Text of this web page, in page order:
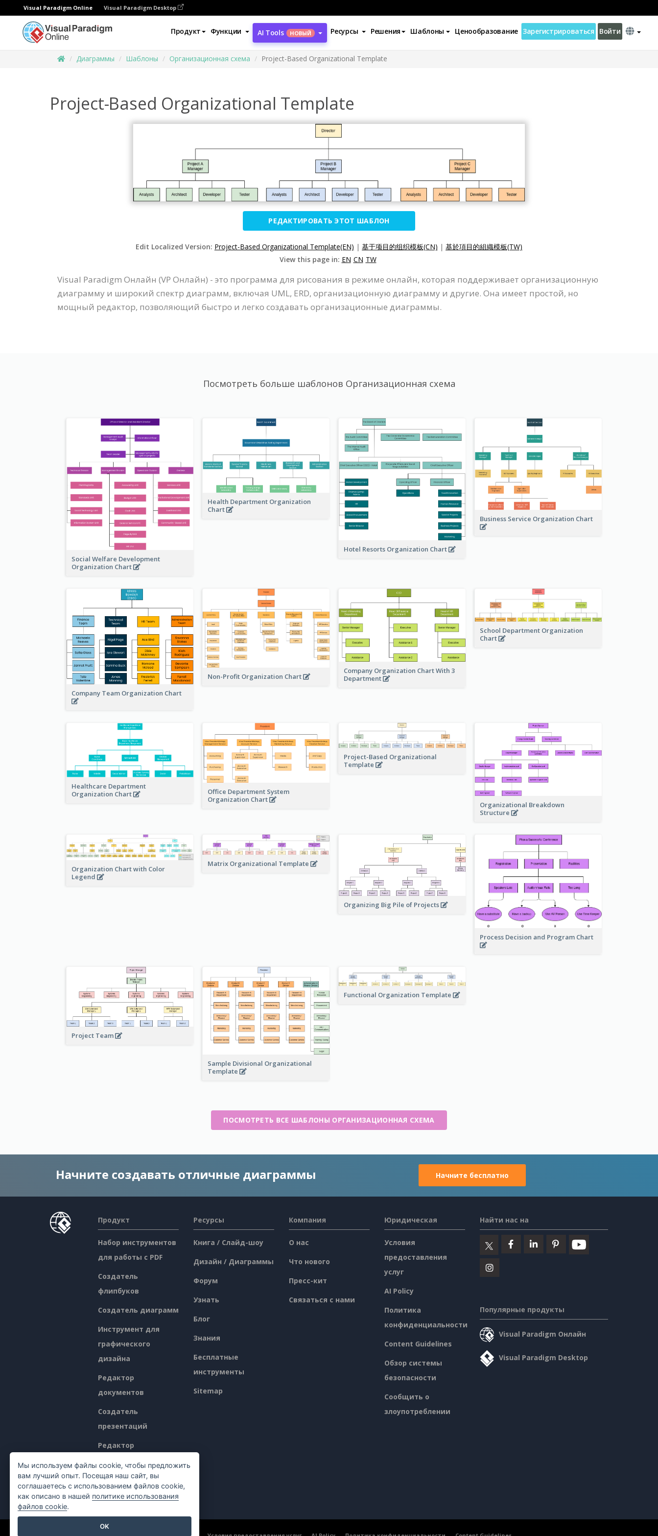
Visual Paradigm Online Visual Paradigm Desktop
Продукт Функции AI Tools НОВЫЙ Ресурсы Решения Шаблоны Ценообразование Зарегистрироваться Войти
Диаграммы Шаблоны Организационная схема Project-Based Organizational Template
Project-Based Organizational Template
РЕДАКТИРОВАТЬ ЭТОТ ШАБЛОН
Edit Localized Version: Project-Based Organizational Template(EN) | 基于项目的组织模板(CN) | 基於項目的組織模板(TW)
View this page in: EN CN TW
Visual Paradigm Онлайн (VP Онлайн) - это программа для рисования в режиме онлайн, которая поддерживает организационную
диаграмму и широкий спектр диаграмм, включая UML, ERD, организационную диаграмму и другие. Она имеет простой, но
мощный редактор, позволяющий быстро и легко создавать организационные диаграммы.
Посмотреть больше шаблонов Организационная схема
Social Welfare Development
Organization Chart
Health Department Organization
Chart
Hotel Resorts Organization Chart
Business Service Organization Chart
Company Team Organization Chart
Non-Profit Organization Chart
Company Organization Chart With 3
Department
School Department Organization
Chart
Healthcare Department
Organization Chart
Office Department System
Organization Chart
Project-Based Organizational
Template
Organizational Breakdown
Structure
Organization Chart with Color
Legend
Matrix Organizational Template
Organizing Big Pile of Projects
Process Decision and Program Chart
Project Team
Sample Divisional Organizational
Template
Functional Organization Template
ПОСМОТРЕТЬ ВСЕ ШАБЛОНЫ ОРГАНИЗАЦИОННАЯ СХЕМА
Начните создавать отличные диаграммы Начните бесплатно
Продукт
Набор инструментов
для работы с PDF
Создатель
флипбуков
Создатель диаграмм
Инструмент для
графического
дизайна
Редактор
документов
Создатель
презентаций
Редактор
Ценообразование
Ресурсы
Книга / Слайд-шоу
Дизайн / Диаграммы
Форум
Узнать
Блог
Знания
Бесплатные
инструменты
Sitemap
Компания
О нас
Что нового
Пресс-кит
Связаться с нами
Юридическая
Условия
предоставления
услуг
AI Policy
Политика
конфиденциальности
Content Guidelines
Обзор системы
безопасности
Сообщить о
злоупотреблении
Найти нас на
Популярные продукты
Visual Paradigm Онлайн
Visual Paradigm Desktop
Мы используем файлы cookie, чтобы предложить
вам лучший опыт. Посещая наш сайт, вы
соглашаетесь с использованием файлов cookie,
как описано в нашей политике использования
файлов cookie.
OK